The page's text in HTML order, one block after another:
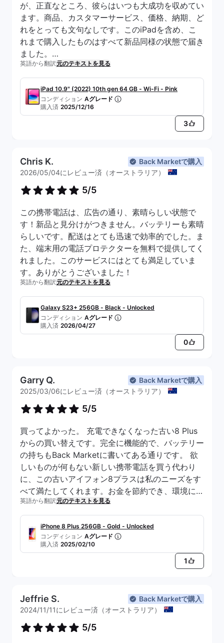
が、正直なところ、彼らはいつも大成功を収めてい
ます。商品、カスタマーサービス、価格、納期、ど
れをとっても文句なしです。このiPadを含め、こ
れまで購入したものはすべて新品同様の状態で届き
ました。
最も感心したのは、その動作の良さです。性能は、
市場に出回っている新品のiPadと同じくらい速
く、スムーズです。バッテリーの持ちも素晴らし
く、新しいデバイスに期待されるものと完全に一致
している。ラグや速度低下はまったく経験したこと
英語から翻訳元のテキストを見る
iPad 10.9" (2022) 10th gen 64 GB - Wi-Fi - Pink
コンディション Aグレード
購入済 2025/12/16
3
Chris K.
Back Marketで購入
2026/05/04にレビュー済（オーストラリア）
5/5
この携帯電話は、広告の通り、素晴らしい状態で
す！新品と見分けがつきません。バッテリーも素晴
らしいです。配送はとても迅速で効率的でした。ま
た、端末用の電話プロテクターを無料で提供してく
れました。このサービスにはとても満足していま
す。ありがとうございました！
英語から翻訳元のテキストを見る
Galaxy S23+ 256GB - Black - Unlocked
コンディション Aグレード
購入済 2026/04/27
0
Garry Q.
Back Marketで購入
2025/03/06にレビュー済（オーストラリア）
5/5
買ってよかった。 充電できなくなった古い8 Plus
からの買い替えです。完全に機能的で、バッテリー
の持ちもBack Marketに書いてある通りです。 欲
しいものが何もない新しい携帯電話を買う代わり
に、この古いアイフォン8プラスは私のニーズをす
べて満たしてくれます。お金を節約でき、環境にも
優しい。 気候変動を止めようとしているのに、ほ
とんどの人が新しいものによって環境廃棄物を増や
しているのは不思議だ。 奇妙で、難解で、偽善的
だ。
英語から翻訳元のテキストを見る
iPhone 8 Plus 256GB - Gold - Unlocked
コンディション Aグレード
購入済 2025/02/10
1
Jeffrie S.
Back Marketで購入
2024/11/11にレビュー済（オーストラリア）
5/5